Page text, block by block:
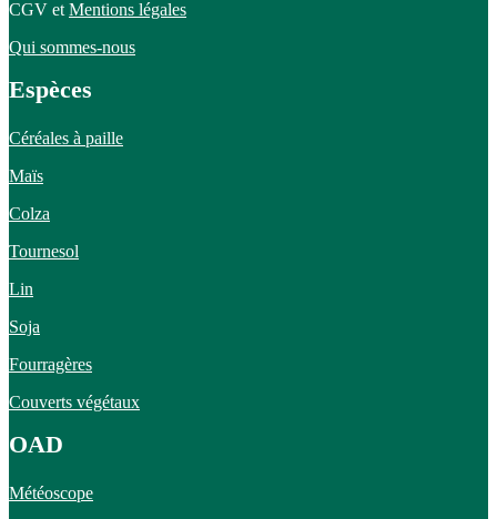
CGV et Mentions légales
Qui sommes-nous
Espèces
Céréales à paille
Maïs
Colza
Tournesol
Lin
Soja
Fourragères
Couverts végétaux
OAD
Météoscope